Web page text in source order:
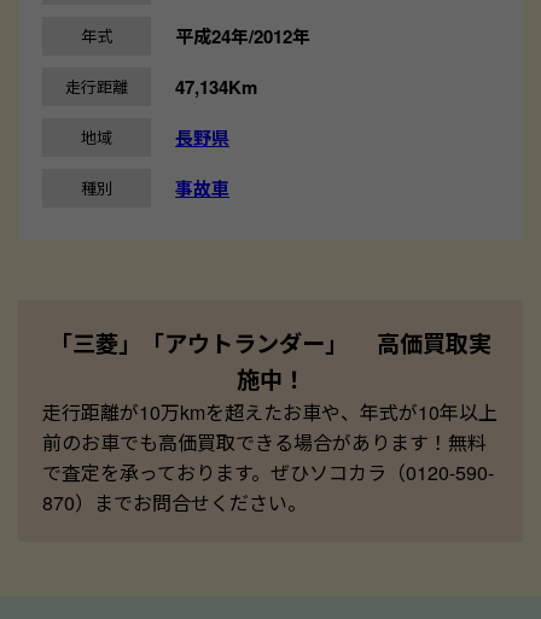
年式 平成24年/2012年
走行距離 47,134Km
地域 長野県
種別 事故車
「三菱」「アウトランダー」 高価買取実
施中！
走行距離が10万kmを超えたお車や、年式が10年以上
前のお車でも高価買取できる場合があります！無料
で査定を承っております。ぜひソコカラ（0120-590-
870）までお問合せください。